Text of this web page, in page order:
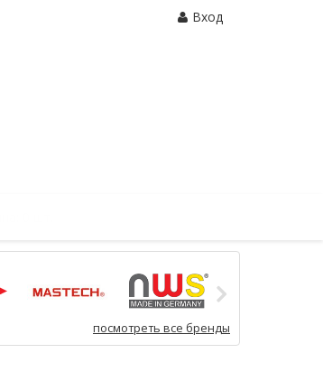
Вход
посмотреть все бренды